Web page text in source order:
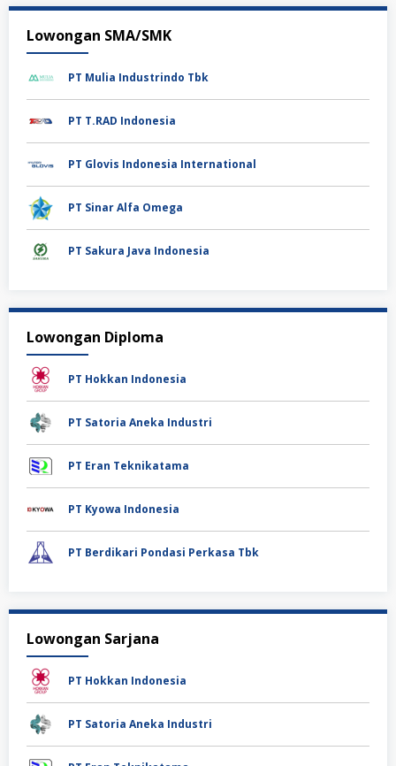
Lowongan SMA/SMK
PT Mulia Industrindo Tbk
PT T.RAD Indonesia
PT Glovis Indonesia International
PT Sinar Alfa Omega
PT Sakura Java Indonesia
Lowongan Diploma
PT Hokkan Indonesia
PT Satoria Aneka Industri
PT Eran Teknikatama
PT Kyowa Indonesia
PT Berdikari Pondasi Perkasa Tbk
Lowongan Sarjana
PT Hokkan Indonesia
PT Satoria Aneka Industri